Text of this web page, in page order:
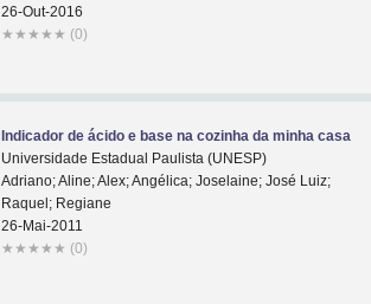
26-Out-2016
★ ★ ★ ★ ★ (0)
Indicador de ácido e base na cozinha da minha casa
Universidade Estadual Paulista (UNESP)
Adriano; Aline; Alex; Angélica; Joselaine; José Luiz;
Raquel; Regiane
26-Mai-2011
★ ★ ★ ★ ★ (0)